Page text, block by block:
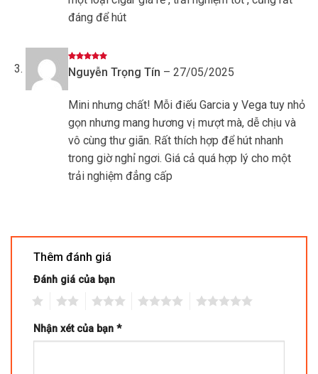
đáng để hút
Được xếp
hạng55
Nguyễn Trọng Tín – 27/05/2025
Mini nhưng chất! Mỗi điếu Garcia y Vega tuy nhỏ
gọn nhưng mang hương vị mượt mà, dễ chịu và
vô cùng thư giãn. Rất thích hợp để hút nhanh
trong giờ nghỉ ngơi. Giá cả quá hợp lý cho một
trải nghiệm đẳng cấp
Thêm đánh giá
Đánh giá của bạn
Nhận xét của bạn *